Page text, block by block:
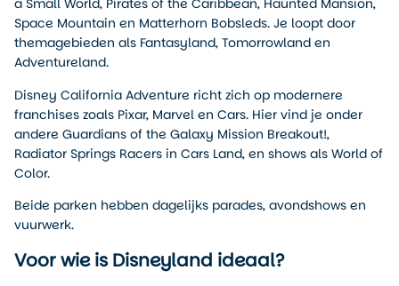
a Small World, Pirates of the Caribbean, Haunted Mansion,
Space Mountain en Matterhorn Bobsleds. Je loopt door
themagebieden als Fantasyland, Tomorrowland en
Adventureland.
Disney California Adventure richt zich op modernere
franchises zoals Pixar, Marvel en Cars. Hier vind je onder
andere Guardians of the Galaxy Mission Breakout!,
Radiator Springs Racers in Cars Land, en shows als World of
Color.
Beide parken hebben dagelijks parades, avondshows en
vuurwerk.
Voor wie is Disneyland ideaal?